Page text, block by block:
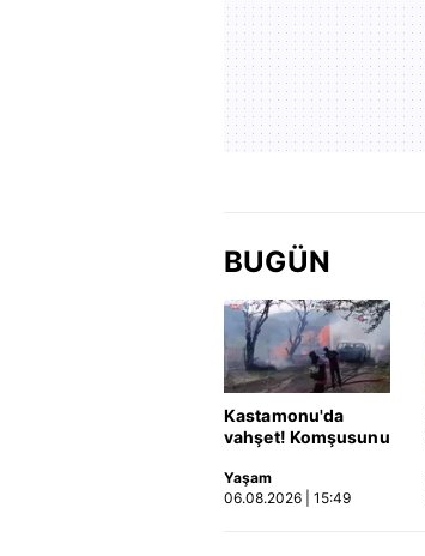
BUGÜN
Kastamonu'da
vahşet! Komşusunu
aracını ateşe verdi |
Video
Yaşam
06.08.2026 | 15:49